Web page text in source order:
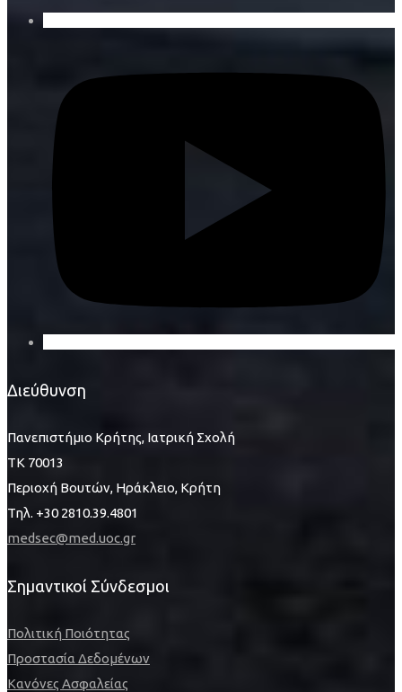
Διεύθυνση
Πανεπιστήμιο Κρήτης, Ιατρική Σχολή
ΤΚ 70013
Περιοχή Βουτών, Ηράκλειο, Κρήτη
Τηλ. +30 2810.39.4801
medsec@med.uoc.gr
Σημαντικοί Σύνδεσμοι
Πολιτική Ποιότητας
Προστασία Δεδομένων
Κανόνες Ασφαλείας